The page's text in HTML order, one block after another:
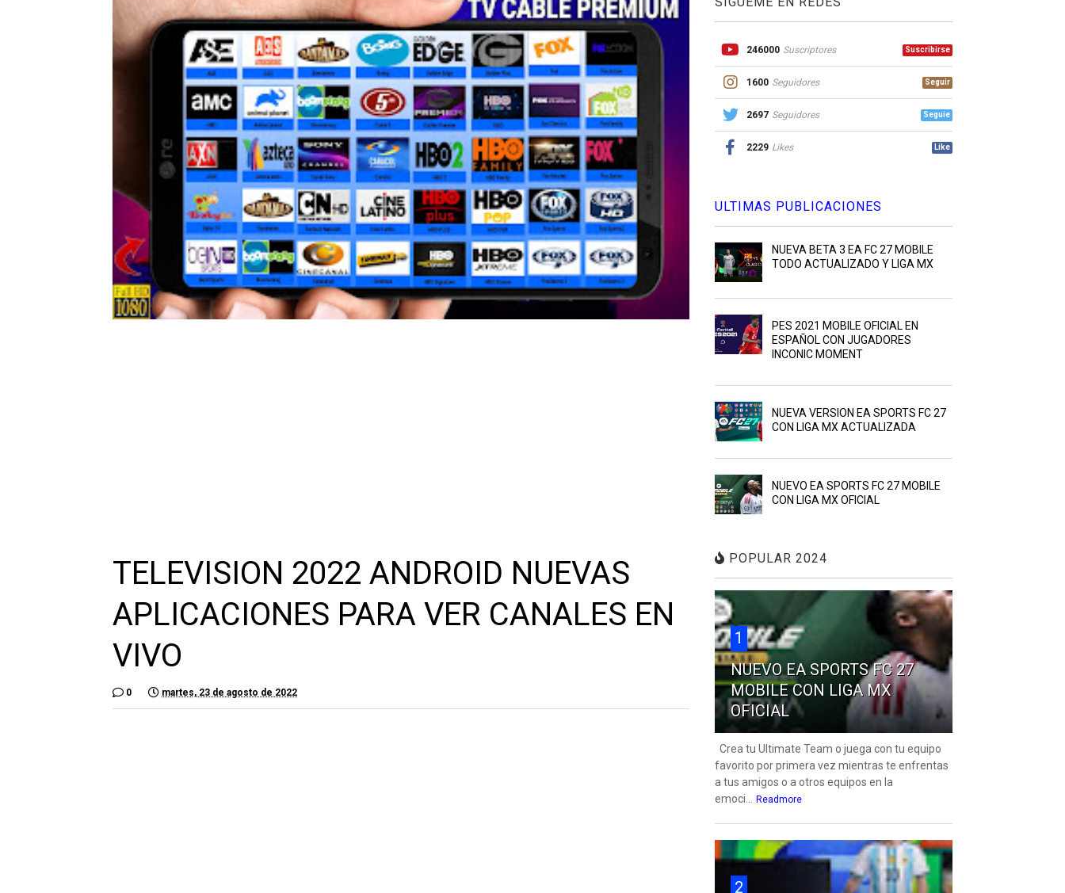
TELEVISION 2022 ANDROID NUEVAS
APLICACIONES PARA VER CANALES EN
VIVO
0 martes, 23 de agosto de 2022
246000 Suscriptores Suscribirse
1600 Seguidores Seguir
2697 Seguidores Seguie
2229 Likes Like
ULTIMAS PUBLICACIONES
NUEVA BETA 3 EA FC 27 MOBILE
TODO ACTUALIZADO Y LIGA MX
PES 2021 MOBILE OFICIAL EN
ESPAÑOL CON JUGADORES
INCONIC MOMENT
NUEVA VERSION EA SPORTS FC 27
CON LIGA MX ACTUALIZADA
NUEVO EA SPORTS FC 27 MOBILE
CON LIGA MX OFICIAL
POPULAR 2024
1
NUEVO EA SPORTS FC 27
MOBILE CON LIGA MX
OFICIAL
Crea tu Ultimate Team o juega con tu equipo
favorito por primera vez mientras te enfrentas
a tus amigos o a otros equipos en la
emoci...
Readmore
2